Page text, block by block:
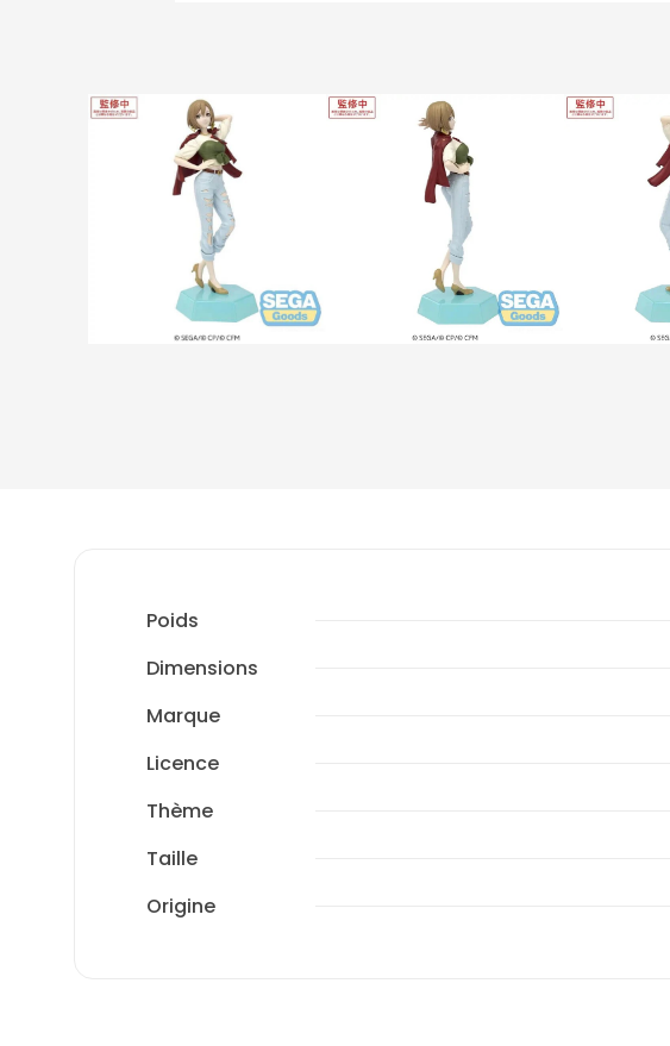
Poids
Dimensions
Marque
Licence
Thème
Taille
Origine